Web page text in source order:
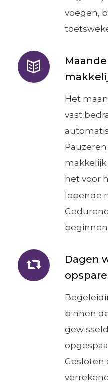
voegen,
Het
vast
het voor
lopende
Dagen
binnen
Gesloten